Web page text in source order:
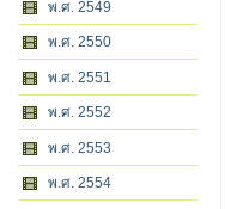
พ.ศ. 2549
พ.ศ. 2550
พ.ศ. 2551
พ.ศ. 2552
พ.ศ. 2553
พ.ศ. 2554